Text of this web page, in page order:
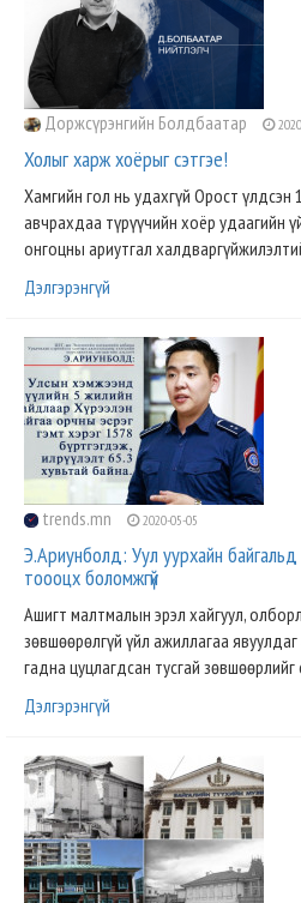
Доржсүрэнгийн Болдбаатар
Холыг харж хоёрыг сэтгэе!
Хамгийн гол нь удахгүй Орост үлдсэн
авчрахдаа түрүүчийн хоёр удаагийн
онгоцны ариутгал
Дэлгэрэнгүй
trends.mn 2020-05-05
Э.Ариунболд: Уул уурхайн
тоооцх боломжгүй
Ашигт малтмалын эрэл хайгуул,
зөвшөөрөлгүй үйл ажиллагаа
гадна цуцлагдсан тусгай зөвшөөрлийг
Дэлгэрэнгүй